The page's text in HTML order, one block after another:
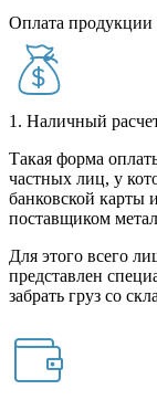
Оплата продукции
1. Наличный
Такая форма
частных лиц, у
банковской карты
поставщиком
Для этого всего
представлен
забрать груз со